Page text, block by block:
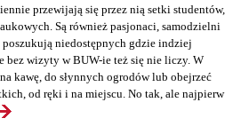
przewijają się przez nią setki studentów,
Są również pasjonaci, samodzielni
poszukują niedostępnych gdzie indziej
bez wizyty w BUW-ie też się nie liczy. W
kawę, do słynnych ogrodów lub obejrzeć
od ręki i na miejscu. No tak, ale najpierw